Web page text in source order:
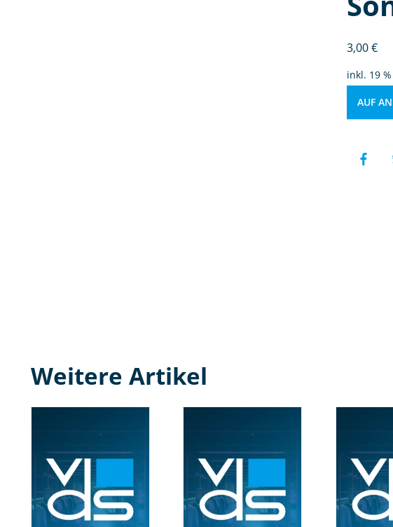
3,00€
inkl. 19
AUF
Weitere Artikel